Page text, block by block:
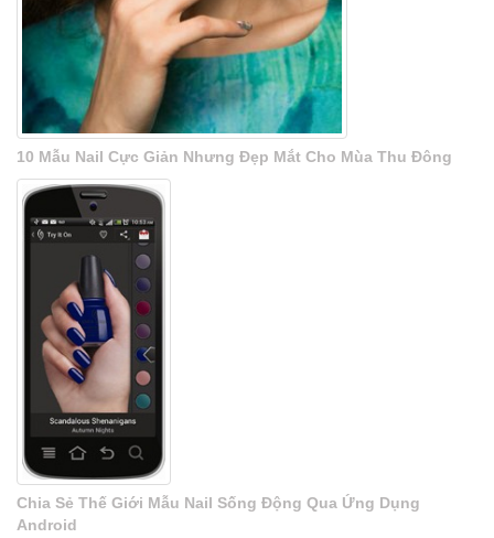
10 Mẫu Nail Cực Giản Nhưng Đẹp Mắt Cho Mùa Thu Đông
Chia Sẻ Thế Giới Mẫu Nail Sống Động Qua Ứng Dụng
Android